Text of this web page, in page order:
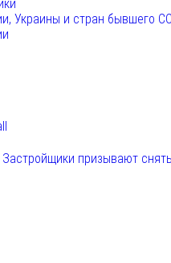
Украины и стран бывшего
Застройщики призывают